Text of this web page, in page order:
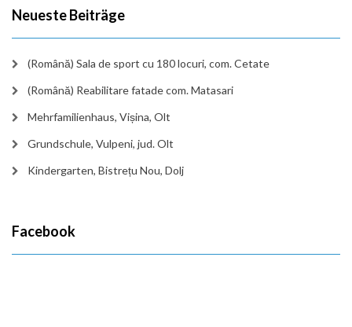
Neueste Beiträge
(Română) Sala de sport cu 180 locuri, com. Cetate
(Română) Reabilitare fatade com. Matasari
Mehrfamilienhaus, Vișina, Olt
Grundschule, Vulpeni, jud. Olt
Kindergarten, Bistrețu Nou, Dolj
Facebook